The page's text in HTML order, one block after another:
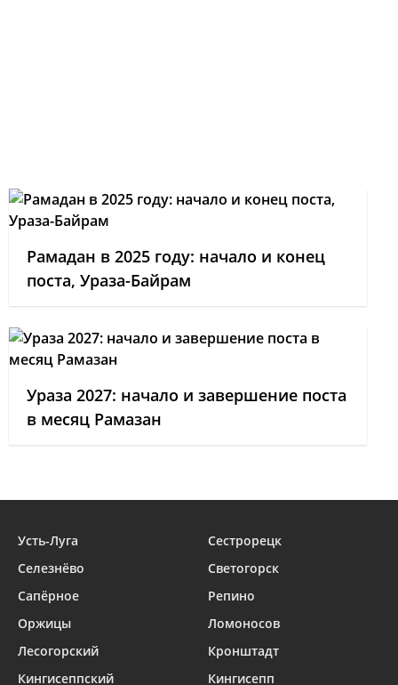
Рамадан в 2025 году: начало и конец
поста, Ураза-Байрам
Ураза 2027: начало и завершение поста
в месяц Рамазан
Усть-Луга
Сестрорецк
Селезнёво
Светогорск
Сапёрное
Репино
Оржицы
Ломоносов
Лесогорский
Кронштадт
Кингисеппский
Кингисепп